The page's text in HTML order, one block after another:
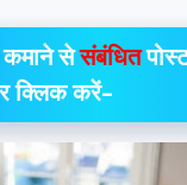
सेसंबंधित
क्लिक करें–